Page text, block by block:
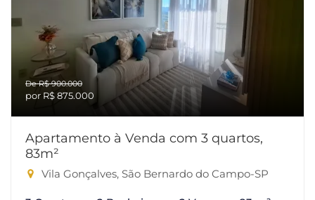
De R$ 900.000
por R$ 875.000
Apartamento à Venda com 3 quartos,
83m²
Vila Gonçalves, São Bernardo do Campo-SP